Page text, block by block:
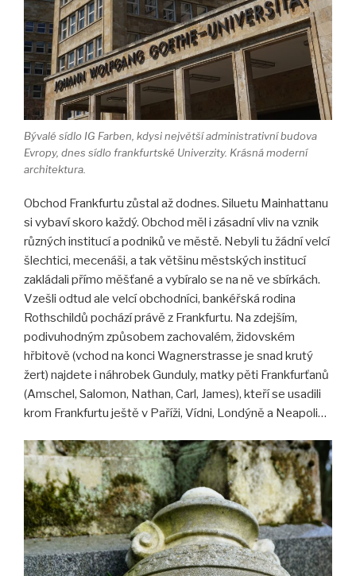
Bývalé sídlo IG Farben, kdysi největší administrativní budova
Evropy, dnes sídlo frankfurtské Univerzity. Krásná moderní
architektura.
Obchod Frankfurtu zůstal až dodnes. Siluetu Mainhattanu
si vybaví skoro každý. Obchod měl i zásadní vliv na vznik
různých institucí a podniků ve městě. Nebyli tu žádní velcí
šlechtici, mecenáši, a tak většinu městských institucí
zakládali přímo měšťané a vybíralo se na ně ve sbírkách.
Vzešli odtud ale velcí obchodníci, bankéřská rodina
Rothschildů pochází právě z Frankfurtu. Na zdejším,
podivuhodným způsobem zachovalém, židovském
hřbitově (vchod na konci Wagnerstrasse je snad krutý
žert) najdete i náhrobek Gunduly, matky pěti Frankfurťanů
(Amschel, Salomon, Nathan, Carl, James), kteří se usadili
krom Frankfurtu ještě v Paříži, Vídni, Londýně a Neapoli…